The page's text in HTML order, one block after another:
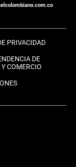
PRIVACIDAD
DE
COMERCIO